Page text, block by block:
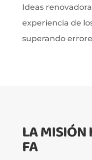
Ideas
experiencia de
superando
LA MISIÓN
FA